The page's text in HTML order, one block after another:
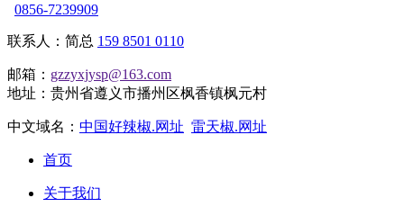
0856-7239909
联系人：简总 159 8501 0110
邮箱： gzzyxjysp@163.com
地址：贵州省遵义市播州区枫香镇枫元村
中文域名： 中国好辣椒.网址 雷天椒.网址
首页
关于我们